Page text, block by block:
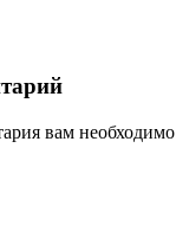
вам необходимо